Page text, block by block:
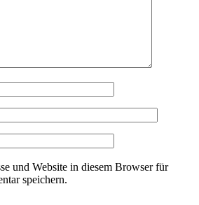
und Website in diesem Browser für
speichern.